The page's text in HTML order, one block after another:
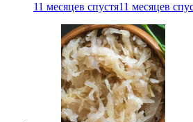
11 месяцев спустя11 месяцев